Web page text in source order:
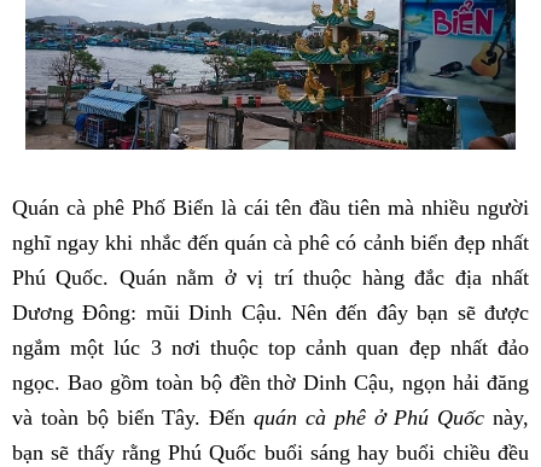
Quán cà phê Phố Biển là cái tên đầu tiên mà nhiều người
nghĩ ngay khi nhắc đến quán cà phê có cảnh biển đẹp nhất
Phú Quốc. Quán nằm ở vị trí thuộc hàng đắc địa nhất
Dương Đông: mũi Dinh Cậu. Nên đến đây bạn sẽ được
ngắm một lúc 3 nơi thuộc top cảnh quan đẹp nhất đảo
ngọc. Bao gồm toàn bộ đền thờ Dinh Cậu, ngọn hải đăng
và toàn bộ biển Tây. Đến quán cà phê ở Phú Quốc này,
bạn sẽ thấy rằng Phú Quốc buổi sáng hay buổi chiều đều